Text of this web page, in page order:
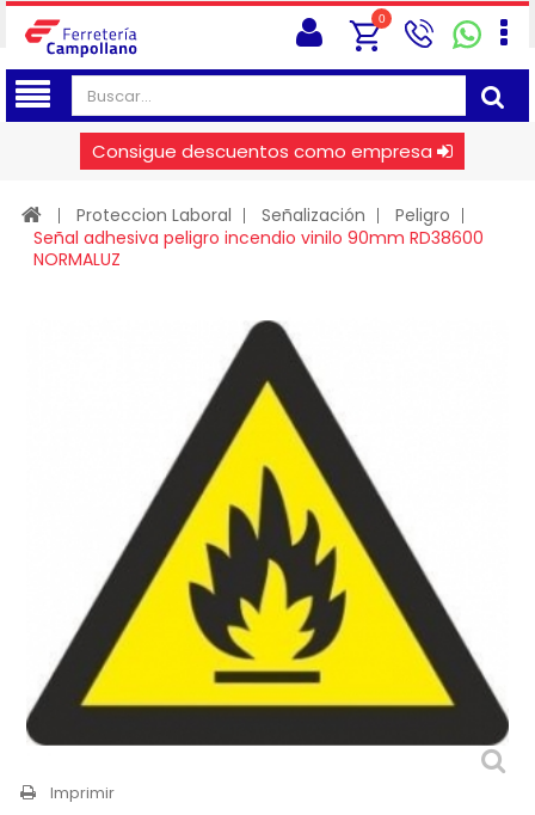
0
Consigue descuentos como empresa
Proteccion Laboral Señalización
Peligro
Señal adhesiva peligro incendio vinilo 90mm RD38600
NORMALUZ
Imprimir